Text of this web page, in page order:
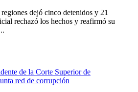
dejó cinco detenidos y 21
rechazó los hechos y reafirmó su